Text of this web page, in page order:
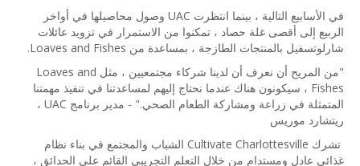
في الأسابيع التالية ، بينما انتظرت UAC وصول محاصيلها في أواخر
الربيع إلى أقصى غلة حصاد ، تمكنوا من الاستمرار في تزويد عائلات
شارلوتسفيل بالمنتجات الطازجة ، بمساعدة من Loaves and Fishes.
"من المريح أن نعرف أن لدينا شركاء مجتمعيين ، مثل Loaves and
Fishes ، سيكونون هناك عندما نحتاج إليهم لمساعدتنا في تنفيذ مهمتنا
المتمثلة في زراعة ومشاركة الطعام الصحي." - مدير برنامج UAC ،
ريتشارد موريس
تشرك Cultivate Charlottesville الشباب والمجتمع في بناء نظام
غذائي عادل ومستدام من خلال التعلم التجريبي القائم على الحدائق ،